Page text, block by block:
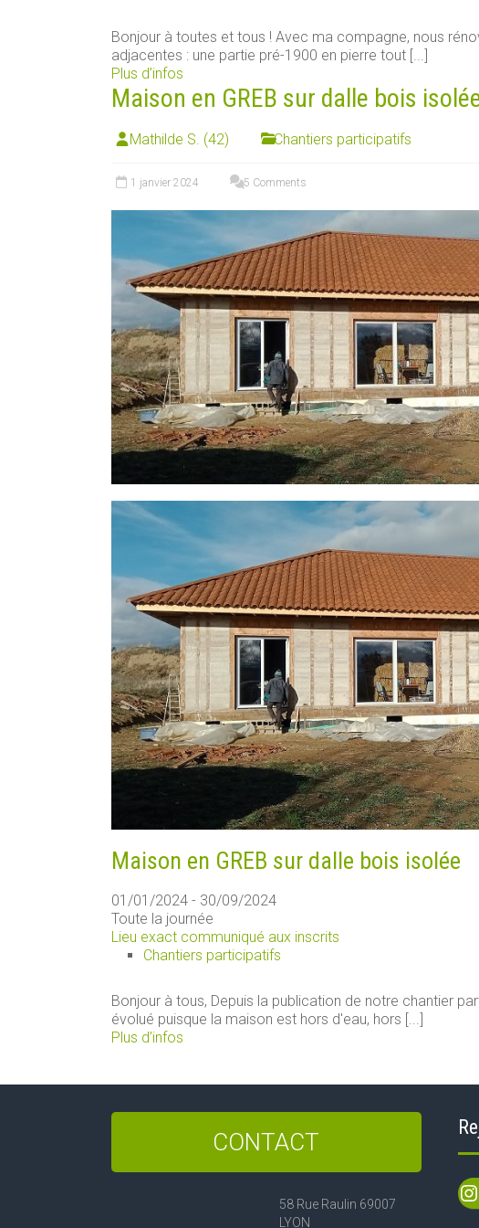
Bonjour à toutes et tous ! Avec ma compagne, nous
adjacentes : une partie pré-1900 en pierre tout [...]
Plus d’infos
Maison en GREB sur dalle bois
Mathilde S. (42) Chantiers participatifs
1 janvier 2024 5 Comments
Maison en GREB sur dalle bois isolée
01/01/2024 - 30/09/2024
Toute la journée
Lieu exact communiqué aux inscrits
Chantiers participatifs
Bonjour à tous, Depuis la publication de notre chantier
évolué puisque la maison est hors d'eau, hors [...]
Plus d’infos
CONTACT
58 Rue Raulin 69007
LYON